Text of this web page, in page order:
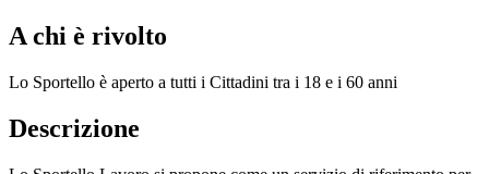
A chi è rivolto
Lo Sportello è aperto a tutti i Cittadini tra i 18 e i 60 anni
Descrizione